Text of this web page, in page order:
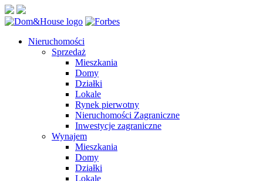
Nieruchomości
Sprzedaż
Mieszkania
Domy
Działki
Lokale
Rynek pierwotny
Nieruchomości Zagraniczne
Inwestycje zagraniczne
Wynajem
Mieszkania
Domy
Działki
Lokale